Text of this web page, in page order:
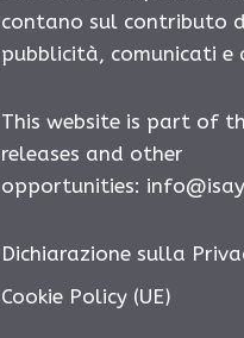
contano sul contributo
pubblicità, comunicati e
This website is part of
releases and other
opportunities:
Dichiarazione sulla
Cookie Policy (UE)